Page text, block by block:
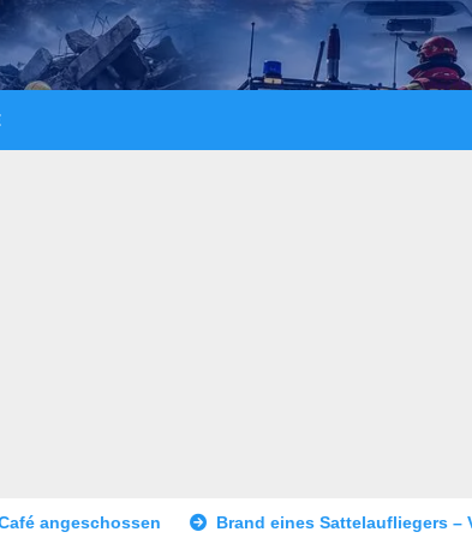
Brand eines Sattelaufliegers – Vollsperrung BAB – PM3